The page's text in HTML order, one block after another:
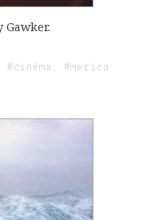
Gawker.
#cinéma, #merica